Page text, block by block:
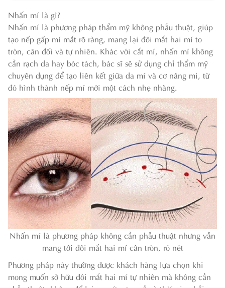
Nhấn mí là gì?
Nhấn mí là phương pháp thẩm mỹ không phẫu thuật, giúp
tạo nếp gấp mí mắt rõ ràng, mang lại đôi mắt hai mí to
tròn, cân đối và tự nhiên. Khác với cắt mí, nhấn mí không
cần rạch da hay bóc tách, bác sĩ sẽ sử dụng chỉ thẩm mỹ
chuyên dụng để tạo liên kết giữa da mí và cơ nâng mi, từ
đó hình thành nếp mí mới một cách nhẹ nhàng.
Nhấn mí là phương pháp không cần phẫu thuật nhưng vẫn
mang tới đôi mắt hai mí cân tròn, rõ nét
Phương pháp này thường được khách hàng lựa chọn khi
mong muốn sở hữu đôi mắt hai mí tự nhiên mà không cần